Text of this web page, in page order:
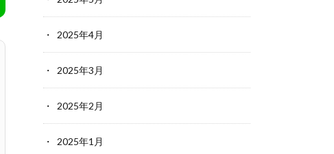
2025年4月
2025年3月
2025年2月
2025年1月